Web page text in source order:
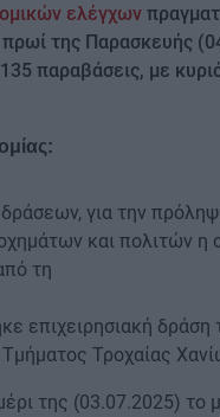
ελέγχων
της Παρασκευής
παραβάσεις, με
για την
και πολιτών η
τη
επιχειρησιακή
Τροχαίας
της (03.07.2025) το